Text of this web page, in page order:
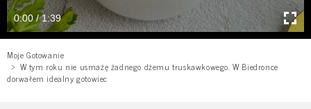
0:00 / 1:39
Moje Gotowanie
W tym roku nie usmażę żadnego dżemu truskawkowego. W Biedronce
dorwałem idealny gotowiec